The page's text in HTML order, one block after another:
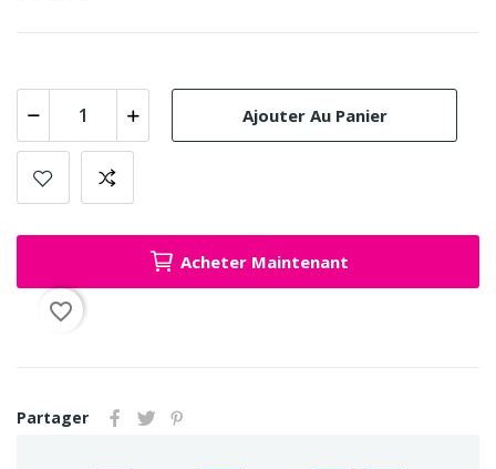
Ajouter Au Panier
Acheter Maintenant
favorite_border
Partager